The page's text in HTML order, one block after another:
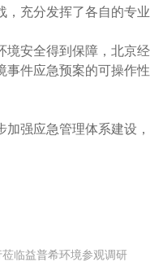
充分发挥了各自的专
安全得到保障，北京
件应急预案的可操作
强应急管理体系建设
临益普希环境参观调研